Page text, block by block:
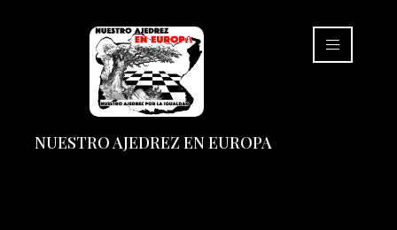
NUESTRO AJEDREZ EN EUROPA